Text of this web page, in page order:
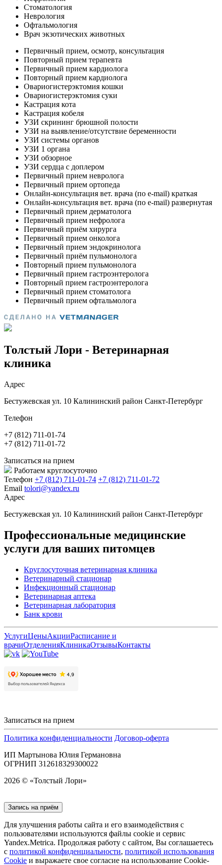
Толстый Лори - Ветеринарная
клиника
Адрес
Бестужевская ул. 10 Калининский район Санкт-Петербург
Телефон
+7 (812) 711-01-74
+7 (812) 711-01-72
Записаться на прием
Работаем круглосуточно
Телефон +7 (812) 711-01-74 +7 (812) 711-01-72
Email tolori@yandex.ru
Адрес
Бестужевская ул. 10 Калининский район Санкт-Петербург
Профессиональные медицинские
услуги для ваших питомцев
Круглосуточная ветеринарная клиника
Ветеринарный стационар
Инфекционный стационар
Ветеринарная аптека
Ветеринарная лаборатория
Банк крови
УслугиЦеныАкцииРасписание и
врачиОтделенияКлиникаОтзывыКонтакты
Записаться на прием
Политика конфиденциальности Договор-оферта
ИП Мартынова Юлия Германовна
ОГРНИП 312618329300022
2026 © «Толстый Лори»
Запись на приём
Для улучшения работы сайта и его взаимодействия с
пользователями используются файлы cookie и сервис
Yandex.Metrica. Продолжая работу с сайтом, Вы соглашаетесь
с политикой конфиденциальности, политикой использования
Cookie и выражаете свое согласие на использование Cookie-